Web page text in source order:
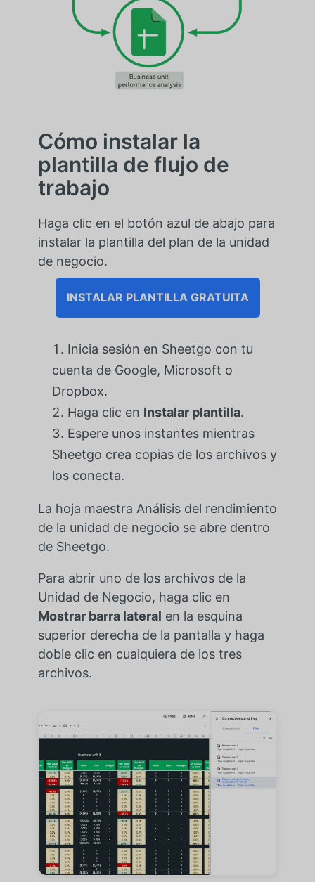
Cómo instalar la
plantilla de flujo de
trabajo
Haga clic en el botón azul de abajo para
instalar la plantilla del plan de la unidad
de negocio.
INSTALAR PLANTILLA GRATUITA
Inicia sesión en Sheetgo con tu
cuenta de Google, Microsoft o
Dropbox.
Haga clic en Instalar plantilla.
Espere unos instantes mientras
Sheetgo crea copias de los archivos y
los conecta.
La hoja maestra Análisis del rendimiento
de la unidad de negocio se abre dentro
de Sheetgo.
Para abrir uno de los archivos de la
Unidad de Negocio, haga clic en
Mostrar barra lateral en la esquina
superior derecha de la pantalla y haga
doble clic en cualquiera de los tres
archivos.